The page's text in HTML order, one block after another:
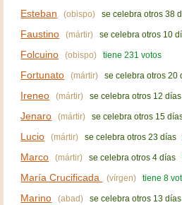
Esteban (obispo) se celebra otros 38
Faustino (mártir) se celebra otros 10
Folcuino (obispo) tiene 231 votos
Fortunato (mártir) se celebra otros 20
Ireneo (mártir) se celebra otros 12 días
Jenaro (mártir) se celebra otros 15
Lucio (mártir) se celebra otros 23 días
Marco (mártir) se celebra otros 4 días
María Crucificada (vírgen) tiene 8
Marino (abad) se celebra otros 13 días